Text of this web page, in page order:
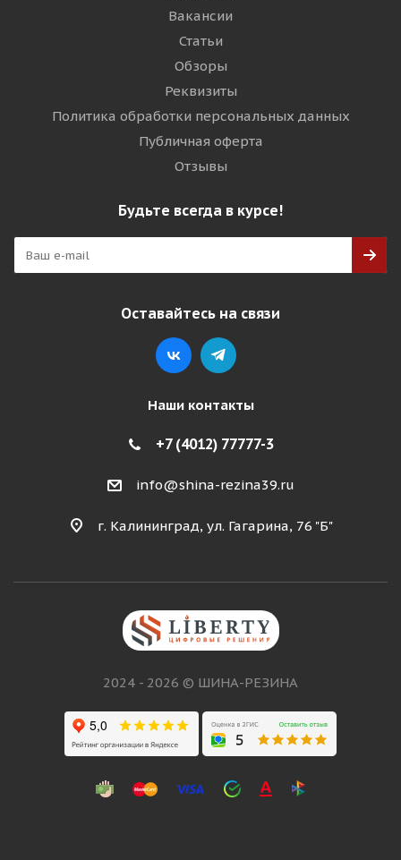
Вакансии
Статьи
Обзоры
Реквизиты
Политика обработки персональных данных
Публичная оферта
Отзывы
Будьте всегда в курсе!
Оставайтесь на связи
Наши контакты
+7 (4012) 77777-3
info@shina-rezina39.ru
г. Калининград, ул. Гагарина, 76 "Б"
2024 - 2026 © ШИНА-РЕЗИНА